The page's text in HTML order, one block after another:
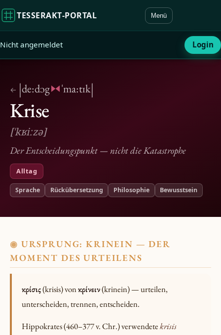
TESSERAKT‑PORTAL Menü
Nicht angemeldet Login
← |de:dɔg ˈma:tɪk|
Krise
[ˈkʁiːzə]
Der Entscheidungspunkt — nicht die Katastrophe
Alltag
Sprache Rückübersetzung Philosophie Bewusstsein
◉ URSPRUNG: KRINEIN — DER
MOMENT DES URTEILENS
κρίσις(krisis) vonκρίνειν(krinein) — urteilen,
unterscheiden, trennen, entscheiden.
Hippokrates (460–377 v. Chr.) verwendetekrisis